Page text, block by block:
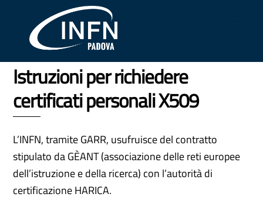
content
Istruzioni per richiedere
certificati personali X509
L’INFN, tramite GARR, usufruisce del contratto
stipulato da GÈANT (associazione delle reti europee
dell’istruzione e della ricerca) con l’autorità di
certificazione HARICA.